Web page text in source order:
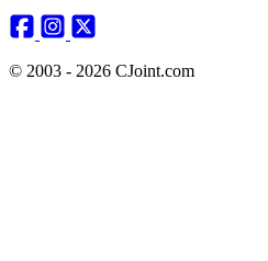
© 2003 - 2026 CJoint.com